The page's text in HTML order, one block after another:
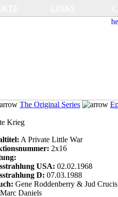
The Original Series
Krieg
A Private Little War
2x16
USA: 02.02.1968
D: 07.03.1988
Gene Roddenberry & Jud Crucis
Marc Daniels